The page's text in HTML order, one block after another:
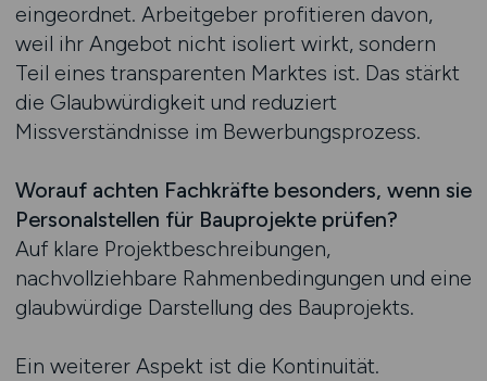
eingeordnet. Arbeitgeber profitieren davon,
weil ihr Angebot nicht isoliert wirkt, sondern
Teil eines transparenten Marktes ist. Das stärkt
die Glaubwürdigkeit und reduziert
Missverständnisse im Bewerbungsprozess.
Worauf achten Fachkräfte besonders, wenn sie
Personalstellen für Bauprojekte prüfen?
Auf klare Projektbeschreibungen,
nachvollziehbare Rahmenbedingungen und eine
glaubwürdige Darstellung des Bauprojekts.
Ein weiterer Aspekt ist die Kontinuität.